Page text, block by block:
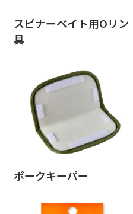
スピナーベイト用Oリン
具
ポークキーパー